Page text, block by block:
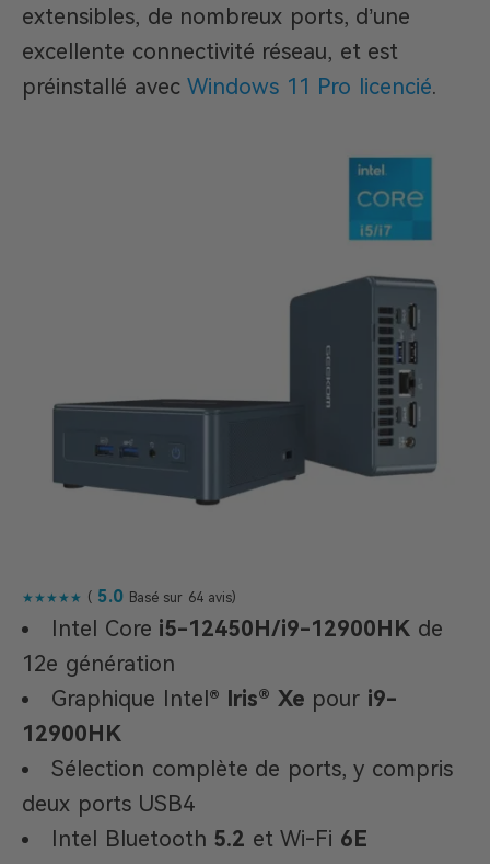
extensibles, de nombreux ports, d’une
excellente connectivité réseau, et est
préinstallé avec Windows 11 Pro licencié.
★★★★★ (5.0 Basé sur 64 avis)
Intel Core i5-12450H/i9-12900HK de
12e génération
Graphique Intel® Iris® Xe pour i9-
12900HK
Sélection complète de ports, y compris
deux ports USB4
Intel Bluetooth 5.2 et Wi-Fi 6E